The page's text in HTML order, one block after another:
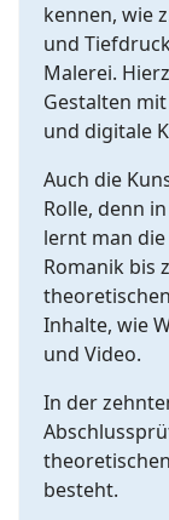
kennen, wie
und
Malerei.
Gestalten
und digitale
Auch die
Rolle, denn
lernt man
Romanik bis
Inhalte, wie
und Video.
In der
besteht.